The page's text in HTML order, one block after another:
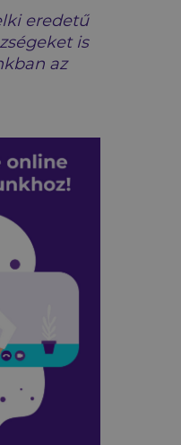
eredetű
is
az